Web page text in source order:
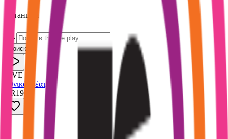
1 станций
Поиск
LIVE
Εθνικό Θέατρο
GR192